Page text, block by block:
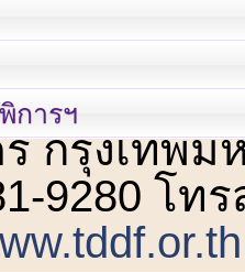
การฯ2 ถนนวิ
กรุงเทพม
9280 โท